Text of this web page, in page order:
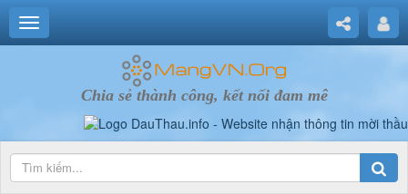
Chia sẻ thành công, kết nối đam mê